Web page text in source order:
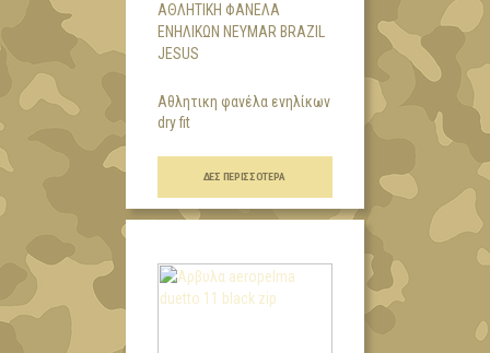
AΘΛΗΤΙΚΗ ΦΑΝΕΛΑ
ΕΝΗΛΙΚΩΝ NEYMAR BRAZIL
JESUS
Αθλητικη φανέλα ενηλίκων
dry fit
...
ΔΕΣ ΠΕΡΙΣΣΌΤΕΡΑ